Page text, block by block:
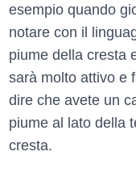
esempio quando
notare con il
piume della cresta
sarà molto attivo e
dire che avete un
piume al lato della
cresta.